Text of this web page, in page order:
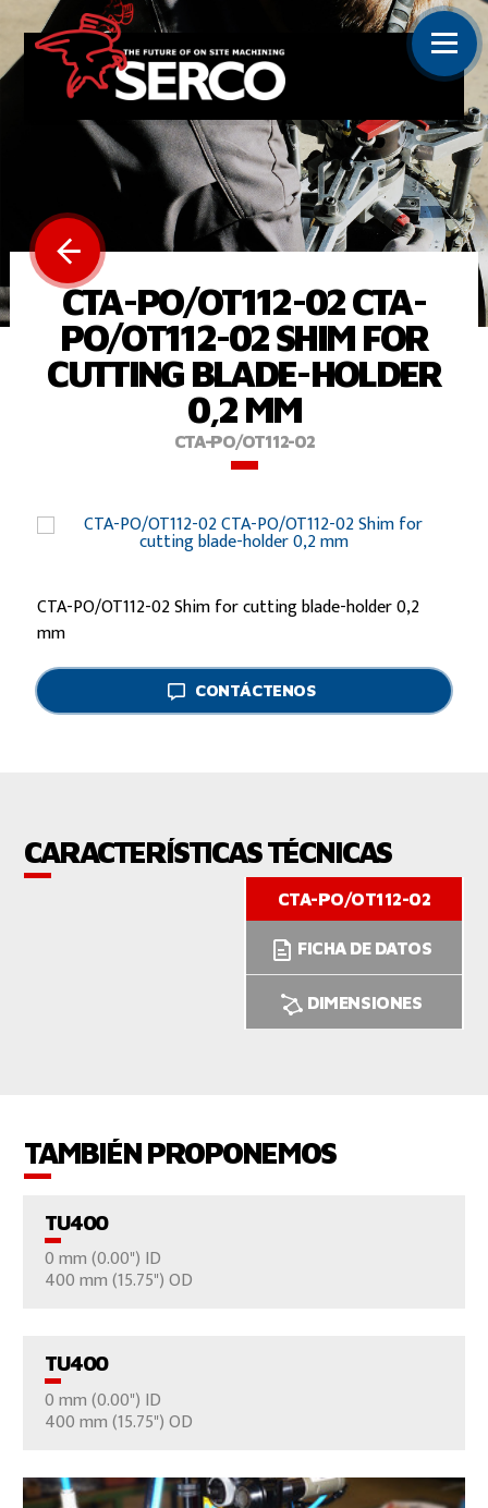
CTA-PO/OT112-02 CTA-
PO/OT112-02 SHIM FOR
CUTTING BLADE-HOLDER
0,2 MM
CTA-PO/OT112-02
CTA-PO/OT112-02 Shim for cutting blade-holder 0,2
mm
CONTÁCTENOS
CARACTERÍSTICAS TÉCNICAS
CTA-PO/OT112-02
FICHA DE DATOS
DIMENSIONES
TAMBIÉN PROPONEMOS
TU400
0 mm (0.00") ID
400 mm (15.75") OD
TU400
0 mm (0.00") ID
400 mm (15.75") OD